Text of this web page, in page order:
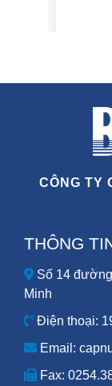
CÔNG TY
THÔNG
Số 14
Minh
Điện thoại:
Email:
Fax: